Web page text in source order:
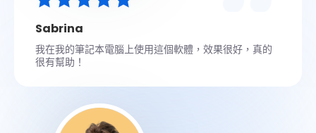
Sabrina
我在我的筆記本電腦上使用這個軟體，效果很好，真的
很有幫助！